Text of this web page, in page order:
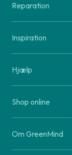
Reparation
Inspiration
Hjælp
Shop online
Om GreenMind